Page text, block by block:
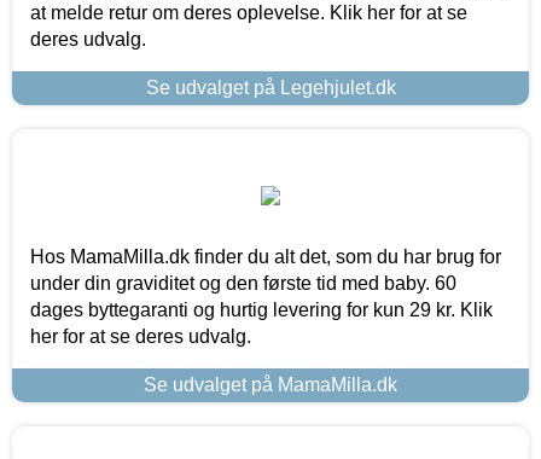
at melde retur om deres oplevelse. Klik her for at se
deres udvalg.
Se udvalget på Legehjulet.dk
Hos MamaMilla.dk finder du alt det, som du har brug for
under din graviditet og den første tid med baby. 60
dages byttegaranti og hurtig levering for kun 29 kr. Klik
her for at se deres udvalg.
Se udvalget på MamaMilla.dk